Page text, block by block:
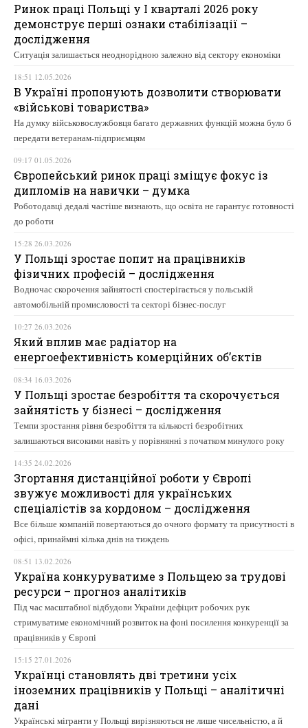
Ринок праці Польщі у І кварталі 2026 року
демонструє перші ознаки стабілізації –
дослідження
Ситуація залишається неоднорідною залежно від сектору економіки
18:51 12.05.2026
В Україні пропонують дозволити створювати
«військові товариства»
На думку військовослужбовця багато державних функцій можна було б
передати ветеранам-підприємцям
09:17 01.05.2026
Європейський ринок праці зміщує фокус із
дипломів на навички – думка
Роботодавці дедалі частіше визнають, що освіта не гарантує готовності
до роботи
15:28 26.03.2026
У Польщі зростає попит на працівників
фізичних професій – дослідження
Водночас скорочення зайнятості спостерігається у польській
автомобільній промисловості та секторі бізнес-послуг
10:27 26.03.2026
Який вплив має радіатор на
енергоефективність комерційних об’єктів
08:34 16.03.2026
У Польщі зростає безробіття та скорочується
зайнятість у бізнесі – дослідження
Темпи зростання рівня безробіття та кількості безробітних
залишаються високими навіть у порівнянні з початком минулого року
14:35 24.02.2026
Згортання дистанційної роботи у Європі
звужує можливості для українських
спеціалістів за кордоном – дослідження
Все більше компаній повертаються до очного формату та присутності в
офісі, принаймні кілька днів на тиждень
08:51 13.02.2026
Україна конкуруватиме з Польщею за трудові
ресурси – прогноз аналітиків
Під час масштабної відбудови України дефіцит робочих рук
стримуватиме економічний розвиток на фоні посилення конкуренції за
працівників у Європі
15:15 27.01.2026
Українці становлять дві третини усіх
іноземних працівників у Польщі – аналітичні
дані
Українські мігранти у Польщі вирізняються не лише чисельністю, а й